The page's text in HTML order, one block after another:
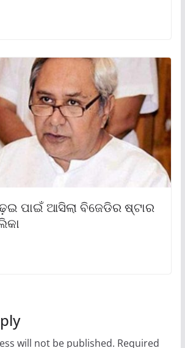
ପାଇଁ ଆସିଲା ବିଜେଡିର ଷ୍ଟାର
will not be published. Required